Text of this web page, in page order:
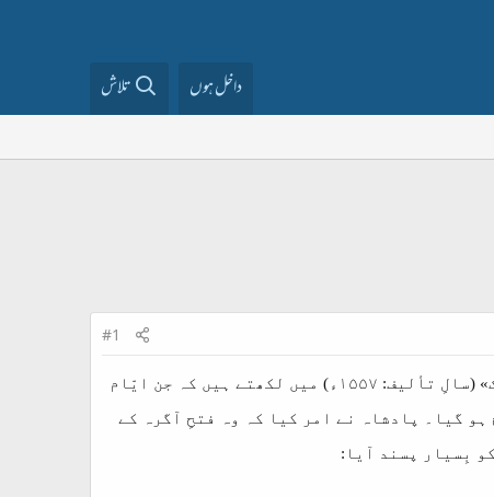
داخل ہوں تلاش
#1
عُثمانی امیرالبحر اور سفرنامہ نگار سیّدی علی رئیس 'کاتبی' اپنے سفرنامے «مِرآت الممالک» (سالِ تألیف: ۱۵۵۷ء) میں لکھتے ہیں کہ جن ایّام
گیا۔ پادشاہ نے امر کیا کہ وہ فتحِ آگرہ کے
بِسیار پسند آیا: